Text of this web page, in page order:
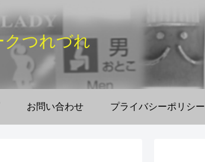
クつれづれ
お問い合わせ プライバシーポリシー